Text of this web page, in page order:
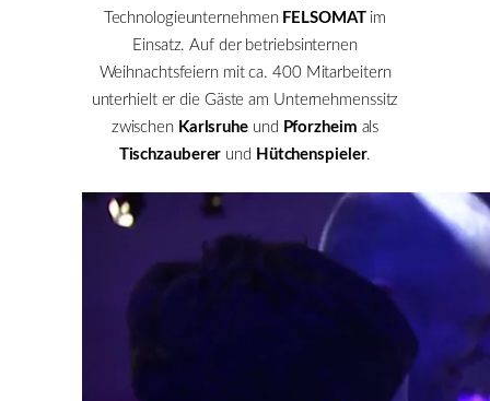
Technologieunternehmen FELSOMATim
Einsatz. Auf der betriebsinternen
Weihnachtsfeiern mit ca. 400 Mitarbeitern
unterhielt er die Gäste am Unternehmenssitz
zwischen Karlsruhe und Pforzheim als
Tischzauberer und Hütchenspieler.